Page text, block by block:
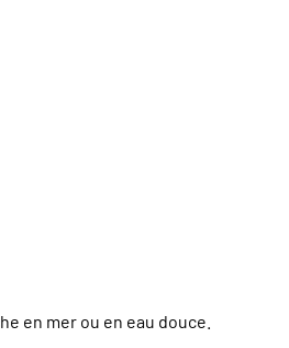
en mer ou en eau douce.